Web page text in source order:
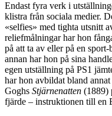
Endast fyra verk i
klistra från sociala medier.
«selfies» med tighta utsnitt
reliefmålningar har hon
på att ta av eller på en
annan har hon på sina
egen utställning på PS1
har hon avbildat bland
Goghs Stjärnenatten (1889)
fjärde – instruktionen till en